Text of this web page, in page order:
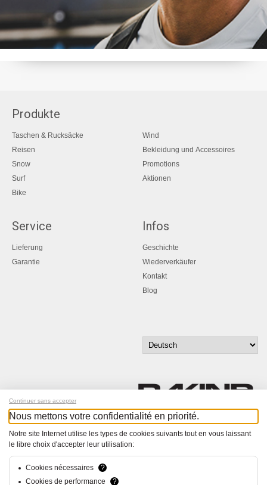
Produkte
Taschen & Rucksäcke
Reisen
Snow
Surf
Bike
Wind
Bekleidung und Accessoires
Promotions
Aktionen
Service
Lieferung
Garantie
Infos
Geschichte
Wiederverkäufer
Kontakt
Blog
© Bucher+Walt 2011-2026
Continuer sans accepter
Nous mettons votre confidentialité en priorité.
Notre site Internet utilise les types de cookies suivants tout en vous laissant
le libre choix d'accepter leur utilisation:
Cookies nécessaires
?
Cookies de performance
?